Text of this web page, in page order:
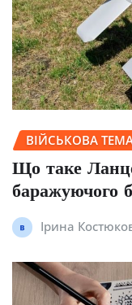
ВІЙСЬКОВА
Що таке
баражуючого
Ірина